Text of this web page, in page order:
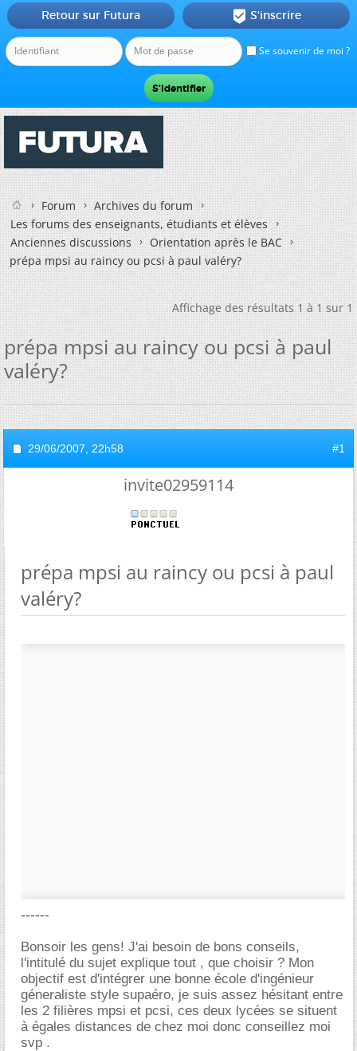
Se souvenir de moi ?
Retour sur Futura  S'inscrire
Forum
Archives du forum
Les forums des enseignants, étudiants et élèves
Anciennes discussions
Orientation après le BAC
prépa mpsi au raincy ou pcsi à paul valéry?
Affichage des résultats 1 à 1 sur 1
prépa mpsi au raincy ou pcsi à paul
valéry?
29/06/2007, 22h58 #1
invite02959114
prépa mpsi au raincy ou pcsi à paul
valéry?
------
Bonsoir les gens! J'ai besoin de bons conseils,
l'intitulé du sujet explique tout , que choisir ? Mon
objectif est d'intégrer une bonne école d'ingénieur
géneraliste style supaéro, je suis assez hésitant entre
les 2 filières mpsi et pcsi, ces deux lycées se situent
à égales distances de chez moi donc conseillez moi
svp .